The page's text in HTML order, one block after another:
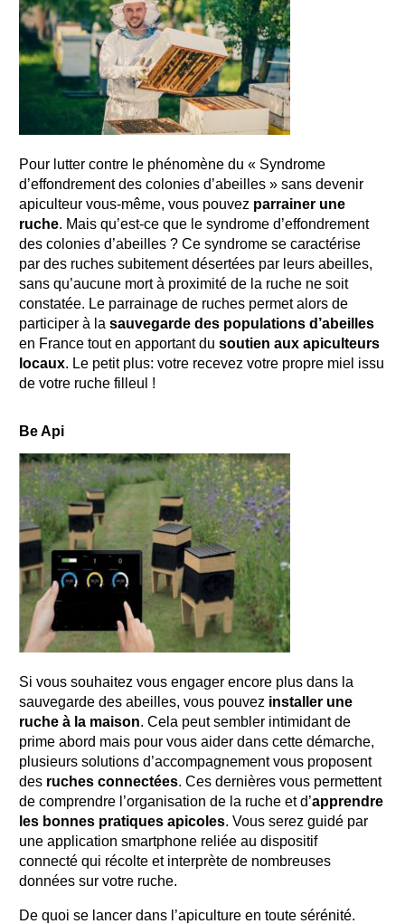
Pour lutter contre le phénomène du « Syndrome
d’effondrement des colonies d’abeilles » sans devenir
apiculteur vous-même, vous pouvez parrainer une
ruche. Mais qu’est-ce que le syndrome d’effondrement
des colonies d’abeilles ? Ce syndrome se caractérise
par des ruches subitementdésertées par leurs abeilles,
sans qu’aucune mort à proximité de la ruche ne soit
constatée. Le parrainage de ruches permetalors de
participer à la sauvegarde des populations d’abeilles
en France tout en apportant du soutien aux apiculteurs
locaux. Le petit plus: votre recevez votre propre miel issu
de votre ruche filleul !
Be Api
Si vous souhaitez vous engager encore plus dans la
sauvegarde des abeilles, vous pouvez installer une
ruche à la maison. Cela peut sembler intimidantde
prime abord mais pour vous aider dans cette démarche,
plusieurs solutions d’accompagnementvous proposent
des ruches connectées. Ces dernières vous permettent
de comprendre l’organisation de la ruche etd’apprendre
les bonnes pratiques apicoles. Vous serez guidé par
une application smartphone reliée au dispositif
connecté qui récolte et interprète de nombreuses
données sur votre ruche.
De quoi se lancer dans l’apiculture en toute sérénité.